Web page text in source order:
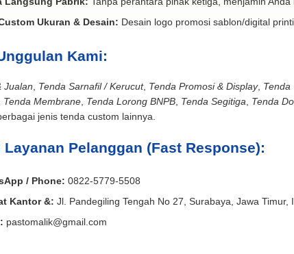
Ukuran & Desain: Desain logo promosi sablon/digital
Kami:
Jualan Tenda Sarnafil / Kerucut, Tenda Promosi & Display, Tenda
Tenda Membrane, Tenda Lorong BNPB, Tenda Segitiga Tenda
jenis tenda custom lainnya.
Layanan Pelanggan (Fast Response):
/ Phone: 0822-5779-5508
Kantor &: Jl. Pandegiling Tengah No 27, Surabaya, Jawa Timur,
pastomalik@gmail.com